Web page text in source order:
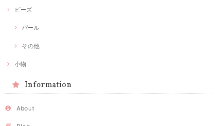
ビーズ
パール
その他
小物
Information
About